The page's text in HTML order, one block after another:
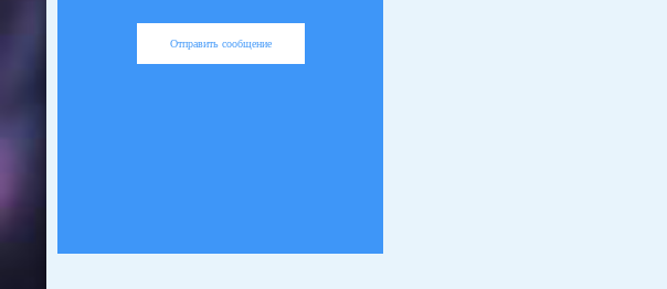
Отправить сообщение